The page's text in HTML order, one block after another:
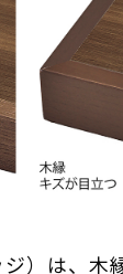
）は、木